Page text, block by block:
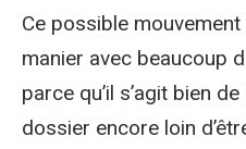
Ce possible
manier avec beaucoup
parce qu’il s’agit bien
dossier encore loin